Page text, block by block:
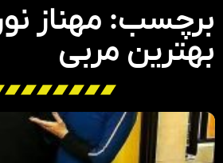
برچسب: مهناز
بهترین مربی